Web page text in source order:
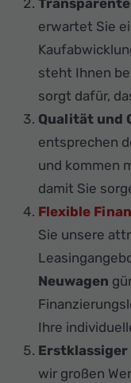
erwartet Sie
steht Ihnen
sorgt dafür,
Qualität und
entsprechen
und kommen
damit Sie
Flexible
Sie unsere
Neuwagen
Ihre
Erstklassiger
wir großen